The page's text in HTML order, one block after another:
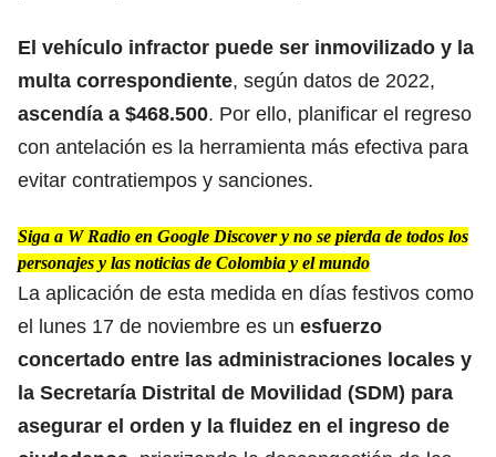
El vehículo infractor puede ser inmovilizado y la
multa correspondiente, según datos de 2022,
ascendía a $468.500. Por ello, planificar el regreso
con antelación es la herramienta más efectiva para
evitar contratiempos y sanciones.
Siga a W Radio en Google Discover y no se pierda de todos los
personajes y las noticias de Colombia y el mundo
La aplicación de esta medida en días festivos como
el lunes 17 de noviembre es un esfuerzo
concertado entre las administraciones locales y
la Secretaría Distrital de Movilidad (SDM) para
asegurar el orden y la fluidez en el ingreso de